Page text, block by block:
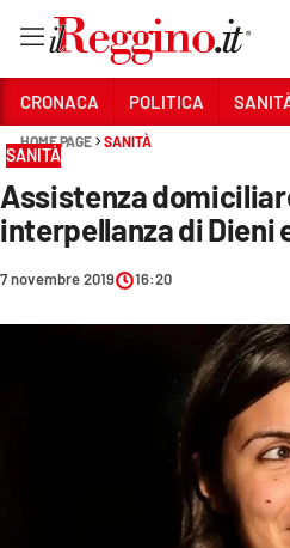
Sezioni
CRONACA
POLITICA
ECONOMIA E LAVORO
CRONACA POLITICA
HOME PAGE SANITÀ
SANITÀ
Assistenza
interpellanza di Dieni
7 novembre 2019 16:20